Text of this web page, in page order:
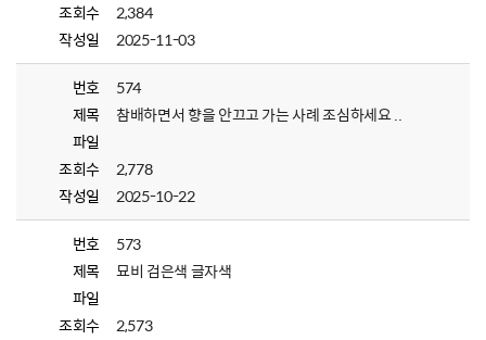
조회수
2,384
작성일
2025-11-03
번호
574
제목
참배하면서 향을 안끄고 가는 사례 조심하세요 ..
파일
조회수
2,778
작성일
2025-10-22
번호
573
제목
묘비 검은색 글자색
파일
조회수
2,573